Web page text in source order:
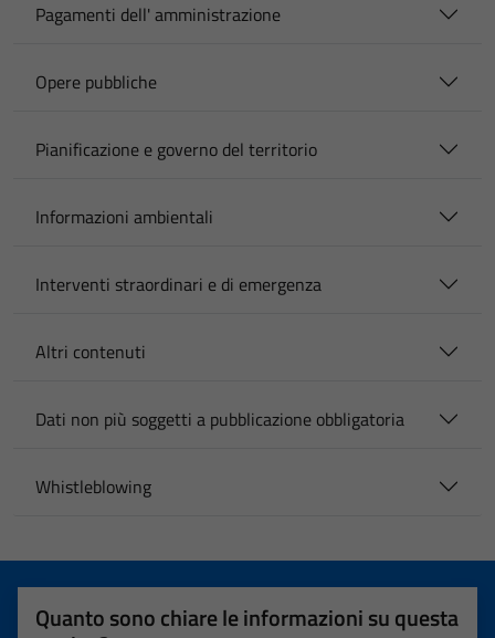
Pagamenti dell' amministrazione
Opere pubbliche
Pianificazione e governo del territorio
Informazioni ambientali
Interventi straordinari e di emergenza
Altri contenuti
Dati non più soggetti a pubblicazione obbligatoria
Whistleblowing
Quanto sono chiare le informazioni su questa